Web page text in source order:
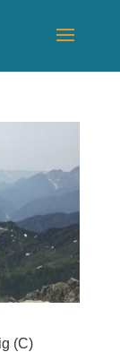
(C)